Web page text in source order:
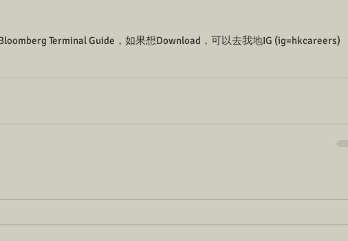
Terminal Guide，如果想Download，可以去我地IG (ig=hkcareers)